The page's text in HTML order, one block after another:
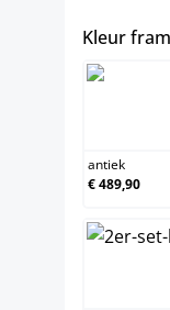
Kleur
antiek
€ 489,90